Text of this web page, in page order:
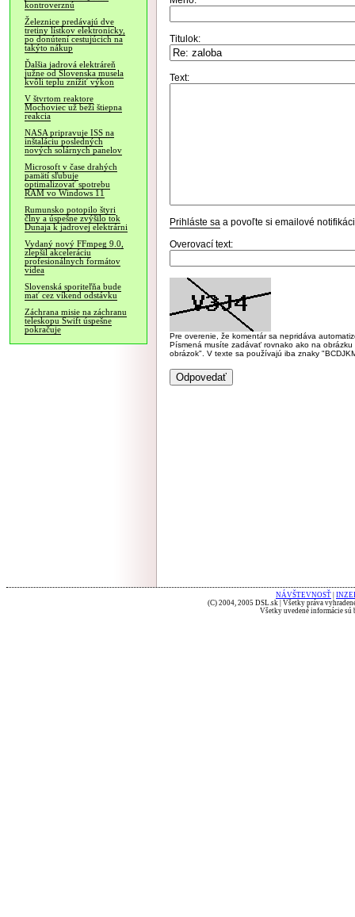
kontroverznú
Železnice predávajú dve
tretiny lístkov elektronicky,
po donútení cestujúcich na
takýto nákup
Ďalšia jadrová elektráreň
južne od Slovenska musela
kvôli teplu znížiť výkon
V štvrtom reaktore
Mochoviec už beží štiepna
reakcia
NASA pripravuje ISS na
inštaláciu posledných
nových solárnych panelov
Microsoft v čase drahých
pamätí sľubuje
optimalizovať spotrebu
RAM vo Windows 11
Rumunsko potopilo štyri
člny a úspešne zvýšilo tok
Dunaja k jadrovej elektrárni
Vydaný nový FFmpeg 9.0,
zlepšil akceleráciu
profesionálnych formátov
videa
Slovenská sporiteľňa bude
mať cez víkend odstávku
Záchrana misie na záchranu
teleskopu Swift úspešne
pokračuje
Titulok:
Text:
Prihláste sa a povoľte si emailové
Overovací text:
Pre overenie, že komentár sa nepridáva
Písmená musíte zadávať rovnako ako na
obrázok". V texte sa používajú iba znaky
NÁVŠTEVNOSŤ
(C) 2004, 2005 DSL.sk | Všetky práva
Všetky uvedené informácie sú